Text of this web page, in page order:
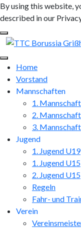
By using this website,
described in our
Home
Vorstand
Mannschaften
1. Mannschaft
2. Mannschaft
3. Mannschaft
Jugend
1. Jugend U19
1. Jugend U15
2. Jugend U15
Regeln
Fahr- und
Verein